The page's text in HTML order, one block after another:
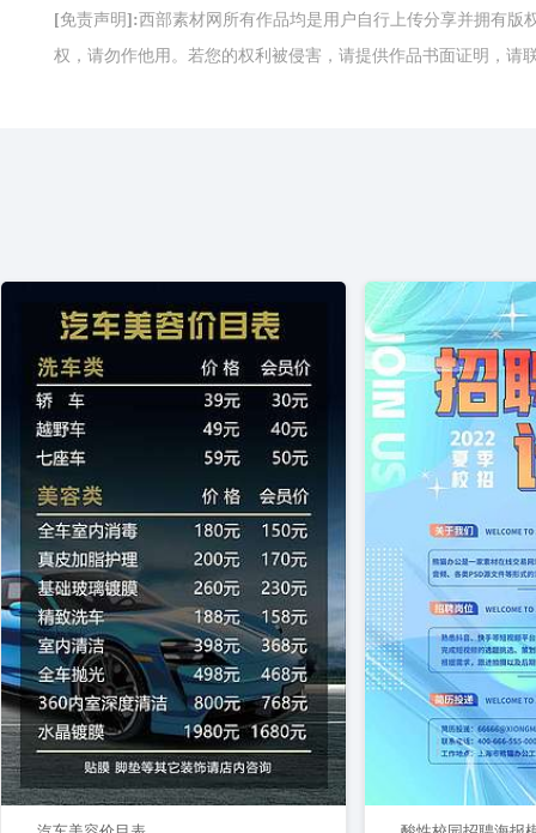
[免责声明]:西部素材网所有作品均是用户自行上传分享并拥有
权，请勿作他用。若您的权利被侵害，请提供作品书面证明，请